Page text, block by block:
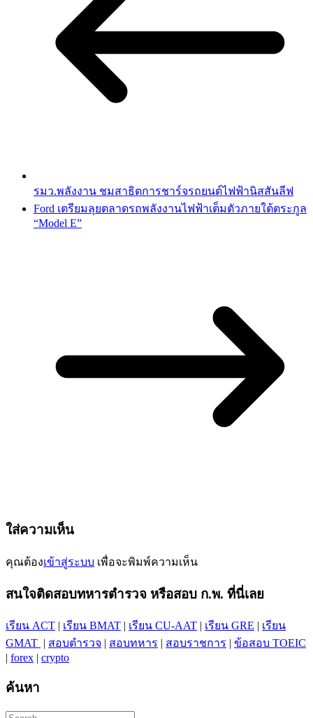
รมว.พลังงาน ชมสาธิตการชาร์จรถยนต์ไฟฟ้านิสสันลีฟ
Ford เตรียมลุยตลาดรถพลังงานไฟฟ้าเต็มตัวภายใต้ตระกูล
“Model E”
ใส่ความเห็น
คุณต้องเข้าสู่ระบบ เพื่อจะพิมพ์ความเห็น
สนใจติดสอบทหารตำรวจ หรือสอบ ก.พ. ที่นี่เลย
เรียน ACT | เรียน BMAT | เรียน CU-AAT | เรียน GRE | เรียน
GMAT | สอบตำรวจ | สอบทหาร | สอบราชการ | ข้อสอบ TOEIC
| forex | crypto
ค้นหา